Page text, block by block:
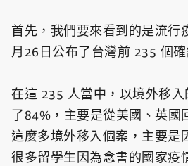
首先，我們要來看到的是流行
月26日公布了台灣前 235 個
在這 235 人當中，以境外移
了84%，主要是從美國、英國
這麼多境外移入個案，主要是
很多留學生因為念書的國家疫